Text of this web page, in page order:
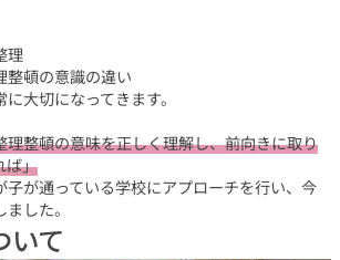
理
整頓の意識の違い
大切になってきます。
理整頓の意味を正しく理解し、前向きに取り
ば」
子が通っている学校にアプローチを行い、今
した。
いて